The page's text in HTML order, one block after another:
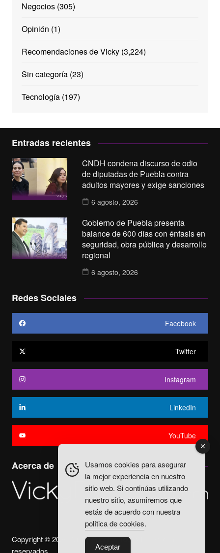
Negocios(305)
Opinión (1)
Recomendaciones de Vicky(3,224)
Sin categoría(23)
Tecnología(197)
Entradas recientes
CNDH condena discurso de odio
de diputadas de Puebla contra
adultos mayores y exige sanciones
6 agosto, 2026
Gobierno de Puebla presenta
balance de 600 días con énfasis en
seguridad, obra pública y desarrollo
regional
6 agosto, 2026
Redes Sociales
Facebook
Twitter
Instagram
LinkedIn
YouTube
Acerca de
Copyright © 2025. Vicky Fuentes Todos los derechos
reservados.
Usamos cookies para asegurar
la mejor experiencia en nuestro
sitio web. Si continúas utilizando
nuestro sitio, asumiremos que
estás de acuerdo con nuestra
política de cookies.
Aceptar